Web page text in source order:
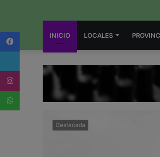
INICIO LOCALES
Destacada
Twitter
Instagram